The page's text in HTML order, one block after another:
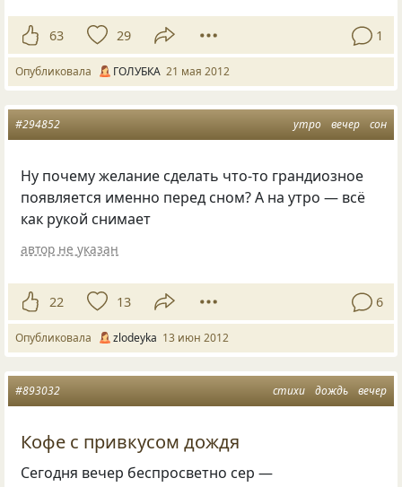
63 29 1
Опубликовала ГОЛУБКА 21 мая 2012
утро вечер сон
#294852
Ну почему желание сделать что-то грандиозное
появляется именно перед сном? А на утро — всё
как рукой снимает
автор не указан
22 13 6
Опубликовала zlodeyka 13 июн 2012
стихи дождь вечер
#893032
Кофе с привкусом дождя
Сегодня вечер беспросветно сер —